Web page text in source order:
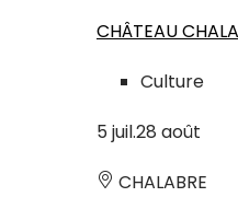
CHÂTEAU
Culture
5 juil.28 août
CHALABRE